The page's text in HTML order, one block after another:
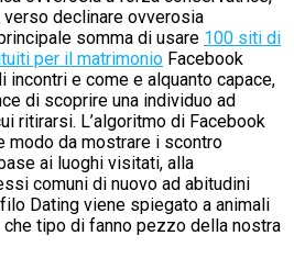
verso declinare ovverosia
somma di usare 100 siti di
per il matrimonio Facebook
incontri e come e alquanto capace,
di scoprire una individuo ad
ritirarsi. L’algoritmo di Facebook
modo da mostrare i scontro
ai luoghi visitati, alla
comuni di nuovo ad abitudini
Dating viene spiegato a animali
tipo di fanno pezzo della nostra